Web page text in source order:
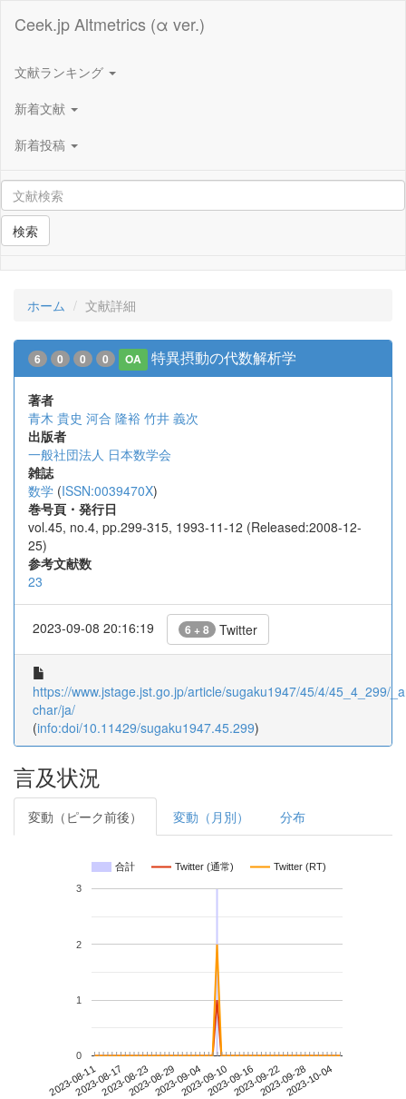
Ceek.jp Altmetrics (α ver.)
文献ランキング
新着文献
新着投稿
検索
ホーム 文献詳細
6 0 0 0 OA 特異摂動の代数解析学
著者
青木 貴史 河合 隆裕 竹井 義次
出版者
一般社団法人 日本数学会
雑誌
数学 (ISSN:0039470X)
巻号頁・発行日
vol.45, no.4, pp.299-315, 1993-11-12 (Released:2008-12-
25)
参考文献数
23
2023-09-08 20:16:19 6 + 8 Twitter
https://www.jstage.jst.go.jp/article/sugaku1947/45/4/45_4_299/
char/ja/
(info:doi/10.11429/sugaku1947.45.299)
言及状況
変動（ピーク前後） 変動（月別） 分布
合計 Twitter (通常) Twitter (RT)
2023-08-112023-08-172023-08-232023-08-292023-09-042023-09-102023-09-162023-09-222023-09-282023-10-04
0
1
2
3